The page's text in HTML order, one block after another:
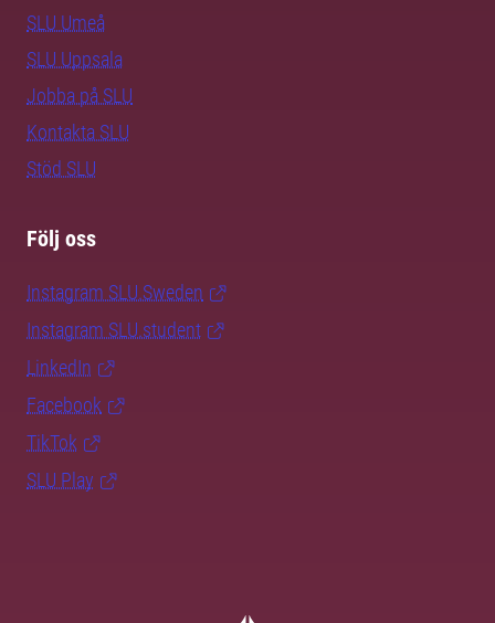
SLU Umeå
SLU Uppsala
Jobba på SLU
Kontakta SLU
Stöd SLU
Följ oss
Instagram SLU.Sweden
Instagram SLU.student
LinkedIn
Facebook
TikTok
SLU Play